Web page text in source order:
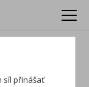
síl přinášať